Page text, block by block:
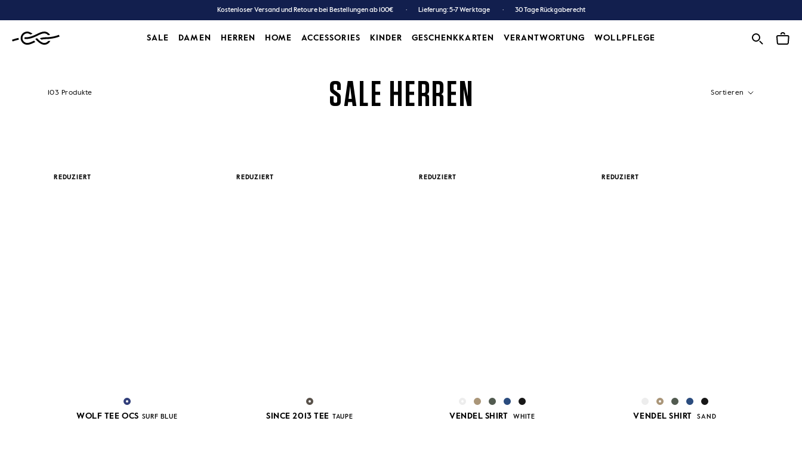
Inhalt
Kostenloser Versand und Retoure bei Bestellungen ab 100€ Lieferung: 5-7 Werktage 30 Tage Rückgaberecht
SALE
DAMEN
HERREN
HOME
ACCESSORIES
KINDER
GESCHENKKARTEN
VERANTWORTUNG
WOLLPFLEGE
103 Produkte SALE HERREN Sortieren
REDUZIERT
WOLF TEE OCS SURF BLUE
REDUZIERT
SINCE 2013 TEE TAUPE
REDUZIERT
VENDEL SHIRT WHITE
REDUZIERT
VENDEL SHIRT SAND